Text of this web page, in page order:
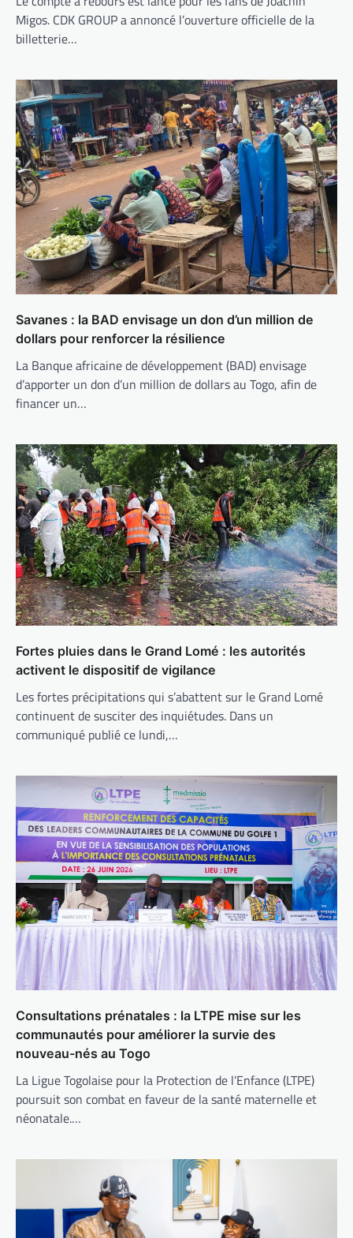
Migos. CDK GROUP a annoncé l’ouverture officielle de la
billetterie…
Savanes : la BAD envisage un don d’un million de
dollars pour renforcer la résilience
La Banque africaine de développement (BAD) envisage
d’apporter un don d’un million de dollars au Togo, afin de
financer un…
Fortes pluies dans le Grand Lomé : les autorités
activent le dispositif de vigilance
Les fortes précipitations qui s’abattent sur le Grand Lomé
continuent de susciter des inquiétudes. Dans un
communiqué publié ce lundi,…
Consultations prénatales : la LTPE mise sur les
communautés pour améliorer la survie des
nouveau-nés au Togo
La Ligue Togolaise pour la Protection de l’Enfance (LTPE)
poursuit son combat en faveur de la santé maternelle et
néonatale.…